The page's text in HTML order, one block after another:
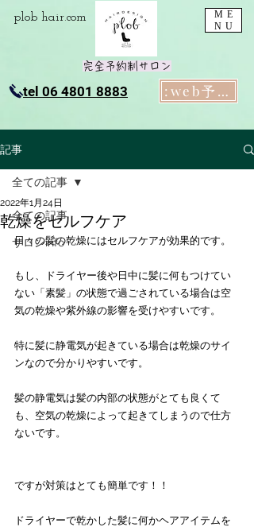
ME
NU
完全予約制サロン
plob​ hair.com
tel 06 4801 8883 :web予約
記事
全ての記事
サロンinfo
全ての記事
乾燥をセルフケア
2022年1月24日
日々の髪の乾燥にはセルフケアが効果的です。
もし、ドライヤー後や日中に髪に何もつけてい
ない「素髪」の状態で過ごされている場合は空
気の乾燥や紫外線の影響を受けやすいです。
特に髪に静電気が起きている場合は乾燥のサイ
ンなので分かりやすいです。
髪の静電気は髪の内部の状態がとても良くて
も、空気の乾燥によって起きてしまうので仕方
ないです。
ですが対策はとても簡単です！！
ドライヤーで乾かした髪に何かヘアアイテムを